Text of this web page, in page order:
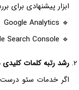
ابزار پیشنهادی برای
🔹 Google Analytics
🔹 Google Search Console
رشد رتبه کلمات
اگر خدمات سئو درست